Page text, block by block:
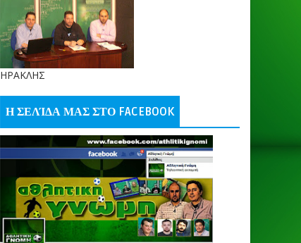
ΗΡΑΚΛΗΣ
Η ΣΕΛΊΔΑ ΜΑΣ ΣΤΟ FACEBOOK